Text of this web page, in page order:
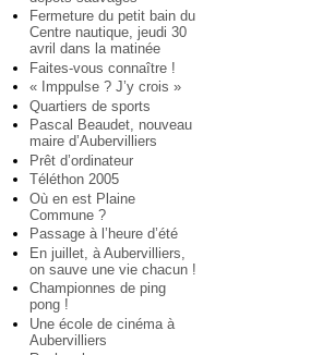
Fermeture du petit bain du
Centre nautique, jeudi 30
avril dans la matinée
Faites-vous connaître !
« Imppulse ? J’y crois »
Quartiers de sports
Pascal Beaudet, nouveau
maire d’Aubervilliers
Prêt d’ordinateur
Téléthon 2005
Où en est Plaine
Commune ?
Passage à l’heure d’été
En juillet, à Aubervilliers,
on sauve une vie chacun !
Championnes de ping
pong !
Une école de cinéma à
Aubervilliers